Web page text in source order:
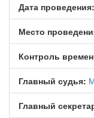
Дата проведения:
Место
Контроль
Главный судья:
Главный